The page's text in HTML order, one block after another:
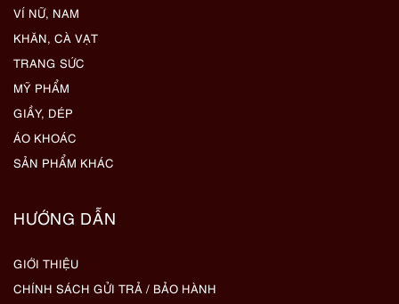
VÍ NỮ, NAM
KHĂN, CÀ VẠT
TRANG SỨC
MỸ PHẨM
GIẦY, DÉP
ÁO KHOÁC
SẢN PHẨM KHÁC
HƯỚNG DẪN
GIỚI THIỆU
CHÍNH SÁCH GỬI TRẢ / BẢO HÀNH